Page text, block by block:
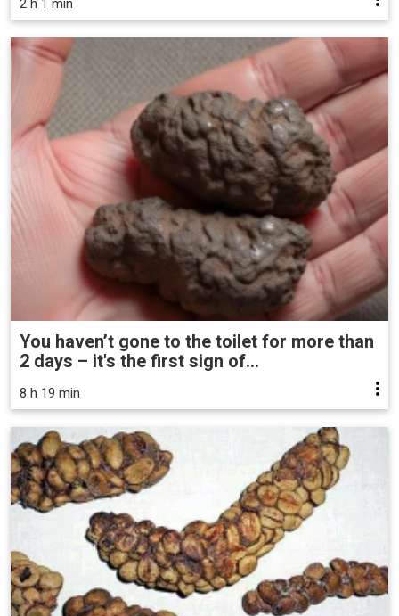
2 h 1 min
You haven’t gone to the toilet for more than
2 days – it's the first sign of...
8 h 19 min